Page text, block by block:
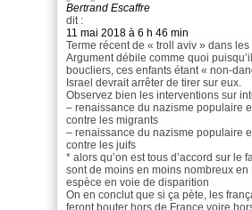
Bertrand Escaffre
dit :
11 mai 2018 à 6 h 46 min
Terme récent de « troll aviv » dans
Argument débile comme quoi
boucliers, ces enfants étant « non-
Israel devrait arrêter de tirer sur eux.
Observez bien les interventions sur
– renaissance du nazisme populaire
contre les migrants
– renaissance du nazisme populaire
contre les juifs
* alors qu’on est tous d’accord sur le
sont de moins en moins nombreux en
espèce en voie de disparition
On en conclut que si ça pète, les
feront bouter hors de France voire